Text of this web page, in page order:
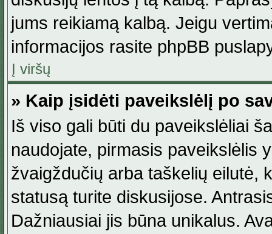
jums reikiamą kalbą. Jeigu
informacijos rasite phpBB
Į viršų
» Kaip įsidėti paveikslėlį po
Iš viso gali būti du paveikslėliai
naudojate, pirmasis paveikslėlis
žvaigždučių arba taškelių eilutė,
statusą turite diskusijose.
Dažniausiai jis būna unikalus.